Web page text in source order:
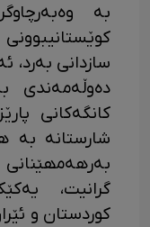
کانگەکانی
گرانیت،
کوردستان و